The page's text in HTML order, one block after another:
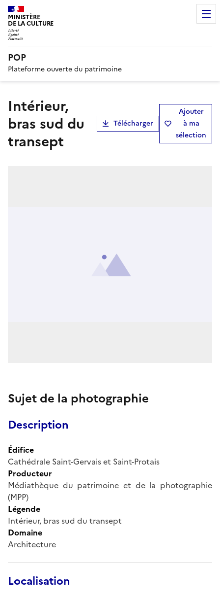
MINISTÈRE
DE LA CULTURE
POP
Plateforme ouverte du patrimoine
Intérieur,
bras sud du
transept
Télécharger
Ajouter
à ma
sélection
Sujet de la photographie
Description
Édifice
Cathédrale Saint-Gervais et Saint-Protais
Producteur
Médiathèque du patrimoine et de la photographie
(MPP)
Légende
Intérieur, bras sud du transept
Domaine
Architecture
Localisation